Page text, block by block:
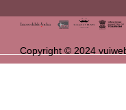
Copyright © 2024